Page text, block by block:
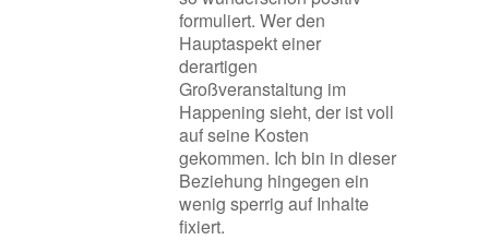
formuliert. Wer den
Hauptaspekt einer
derartigen
Großveranstaltung im
Happening sieht, der ist voll
auf seine Kosten
gekommen. Ich bin in dieser
Beziehung hingegen ein
wenig sperrig auf Inhalte
fixiert.